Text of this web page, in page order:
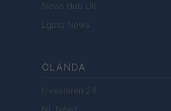
News Hub UK
Lgbtq News
OLANDA
Investeren 24